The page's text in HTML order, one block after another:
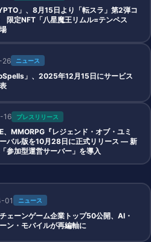
」、8月15日より「転スラ」第2弾コ
限定NFT「八星魔王リムル=テンペス
26 ニュース
」、2025年12月15日にサービス
16 プレスリリース
、MMORPG『レジェンド・オブ・ユミ
バル版を10月28日に正式リリース ― 新
参加型運営サーバー」を導入
01 ニュース
ェーンゲーム企業トップ50公開、AI・
ン・モバイルが再編軸に